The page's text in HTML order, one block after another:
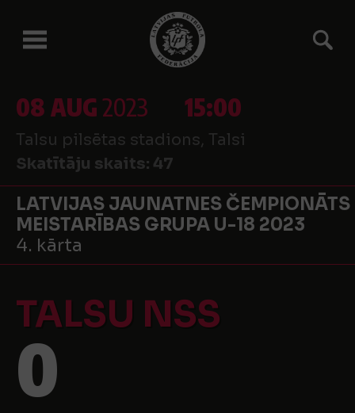
08 AUG2023 15:00
Talsu pilsētas stadions, Talsi
Skatītāju skaits: 47
LATVIJAS JAUNATNES ČEMPIONĀTS
MEISTARĪBAS GRUPA U-18 2023
4. kārta
TALSU NSS
0